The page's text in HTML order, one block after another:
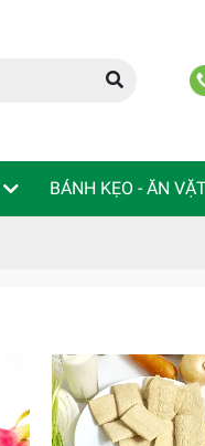
BÁNH KẸO - ĂN